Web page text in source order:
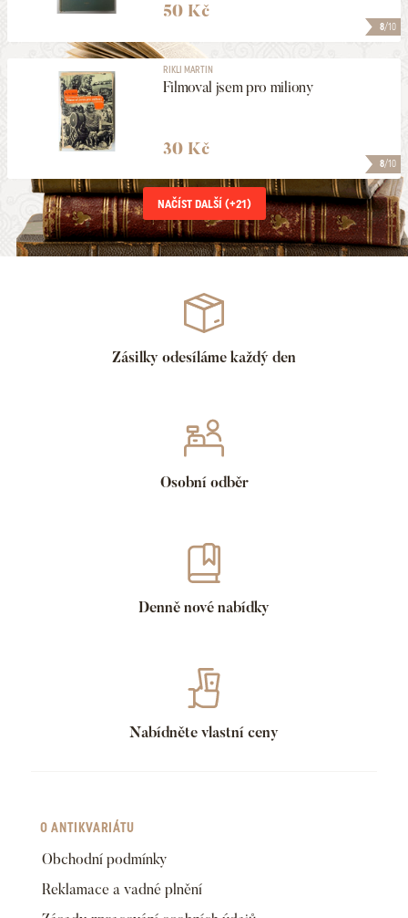
8/10
50 Kč
8/10
RIKLI MARTIN
Filmoval jsem pro miliony
30 Kč
NAČÍST DALŠÍ (+21)
Zásilky odesíláme každý den
Osobní odběr
Denně nové nabídky
Nabídněte vlastní ceny
O ANTIKVARIÁTU
Obchodní podmínky
Reklamace a vadné plnění